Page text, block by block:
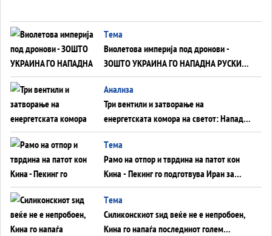
Tема
Виолетова империја под дронови -
ЗОШТО УКРАИНА ГО НАПАДНА РУСКИОТ
WILDBERRIES
Aнализа
Три вентили и затворање на
енергетската комора на светот: Нападот
во Суец најавува глобален енергетски
инфаркт?
Tема
Рамо на отпор и тврдина на патот кон
Кина - Пекинг го подготвува Иран за
американска копнена инвазија
Tема
Силиконскиот ѕид веќе не е непробоен,
Кина го напаѓа последниот голем